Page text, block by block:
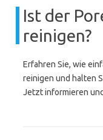
Ist der
reinigen?
Erfahren Sie, wie
reinigen und halten
Jetzt informieren